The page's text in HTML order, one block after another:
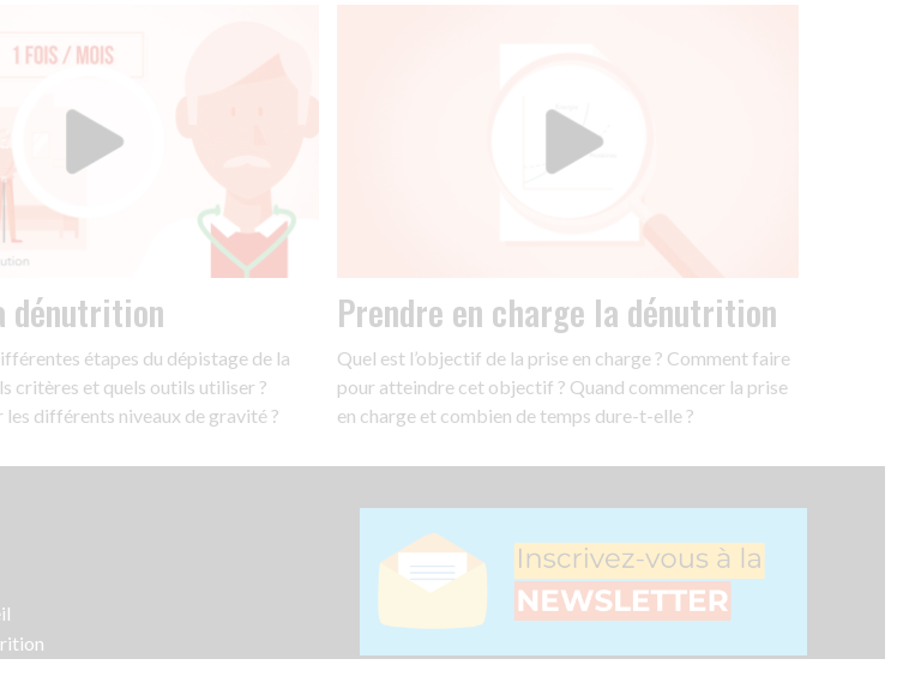
dénutrition
étapes du dépistage de la
critères et quels outils utiliser ?
différents niveaux de gravité ?
Prendre en charge la dénutrition
Quel est l’objectif de la prise en charge ? Comment faire
pour atteindre cet objectif ? Quand commencer la prise
en charge et combien de temps dure-t-elle ?